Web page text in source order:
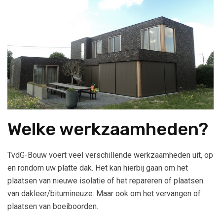
Welke werkzaamheden?
TvdG-Bouw voert veel verschillende werkzaamheden uit, op
en rondom uw platte dak. Het kan hierbij gaan om het
plaatsen van nieuwe isolatie of het repareren of plaatsen
van dakleer/bitumineuze. Maar ook om het vervangen of
plaatsen van boeiboorden.